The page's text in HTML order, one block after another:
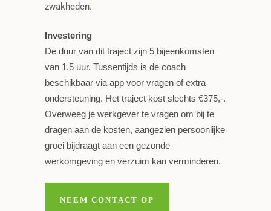
zwakheden.
Investering
De duur van dit traject zijn 5 bijeenkomsten
van 1,5 uur. Tussentijds is de coach
beschikbaar via app voor vragen of extra
ondersteuning. Het traject kost slechts €375,-.
Overweeg je werkgever te vragen om bij te
dragen aan de kosten, aangezien persoonlijke
groei bijdraagt aan een gezonde
werkomgeving en verzuim kan verminderen.
NEEM CONTACT OP